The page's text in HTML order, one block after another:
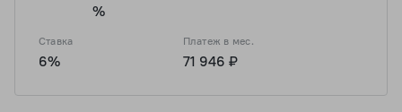
%
Ставка
6%
Платеж в мес.
71 946 ₽